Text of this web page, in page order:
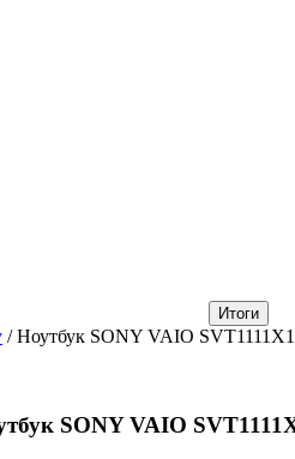
/ Ноутбук SONY VAIO
SONY VAIO